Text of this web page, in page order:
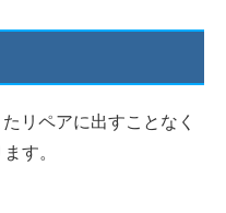
リペアに出すことなく
す。